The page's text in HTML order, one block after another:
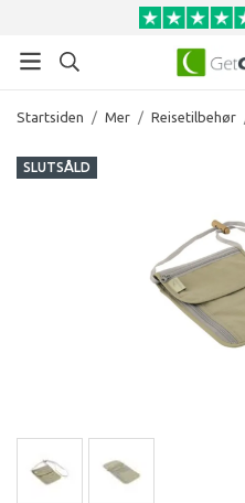
Startsiden / Mer / Reisetilbehør
SLUTSÅLD